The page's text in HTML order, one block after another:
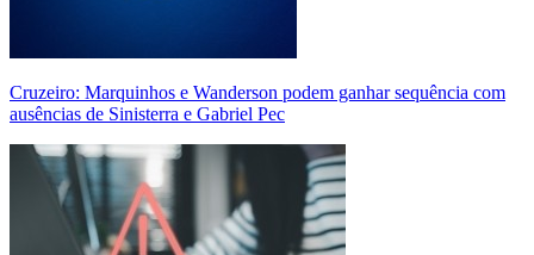
Cruzeiro: Marquinhos e Wanderson podem ganhar sequência com
ausências de Sinisterra e Gabriel Pec